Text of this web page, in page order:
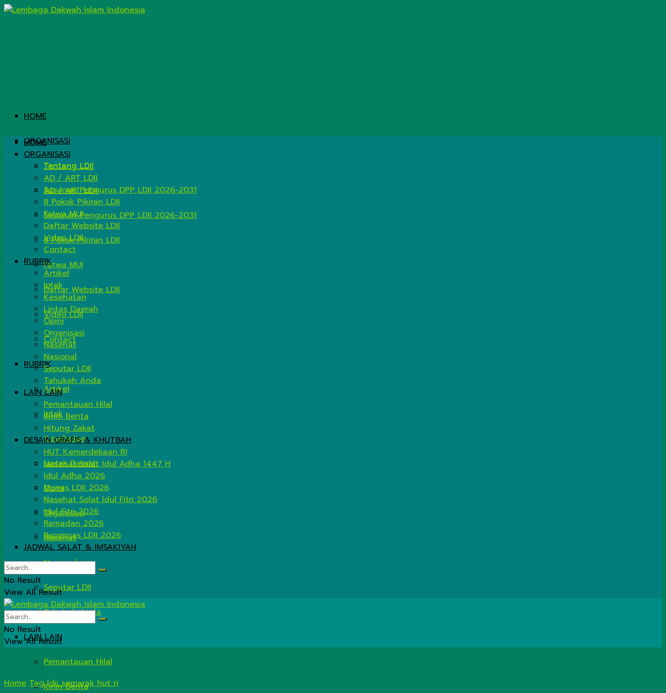
HOME
ORGANISASI
Tentang LDII
AD / ART LDII
Susunan Pengurus DPP LDII 2026-2031
8 Pokok Pikiran LDII
Fatwa MUI
Daftar Website LDII
Video LDII
Contact
RUBRIK
Artikel
Iptek
Kesehatan
Lintas Daerah
Opini
Organisasi
Nasehat
Nasional
Seputar LDII
Tahukah Anda
LAIN LAIN
Pemantauan Hilal
Kirim Berita
HOME
ORGANISASI
Tentang LDII
AD / ART LDII
Susunan Pengurus DPP LDII 2026-2031
8 Pokok Pikiran LDII
Fatwa MUI
Daftar Website LDII
Video LDII
Contact
RUBRIK
Artikel
Iptek
Kesehatan
Lintas Daerah
Opini
Organisasi
Nasehat
Nasional
Seputar LDII
Tahukah Anda
LAIN LAIN
Pemantauan Hilal
Kirim Berita
Hitung Zakat
DESAIN GRAFIS & KHUTBAH
HUT Kemerdekaan RI
Nasehat Salat Idul Adha 1447 H
Idul Adha 2026
Munas LDII 2026
Nasehat Solat Idul Fitri 2026
Idul Fitri 2026
Ramadan 2026
Rapimnas LDII 2026
JADWAL SALAT & IMSAKIYAH
No Result
View All Result
No Result
View All Result
Home Tag ldii semarak hut ri